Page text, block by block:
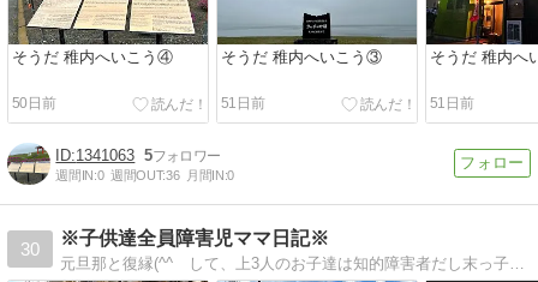
そうだ 稚内へいこう④
50日前
そうだ 稚内へいこう③
51日前
そうだ 稚内へ
51日前
1341063 5
週間IN:0 週間OUT:36 月間IN:0
30
※子供達全員障害児ママ日記※